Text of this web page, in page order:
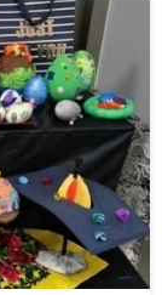
-